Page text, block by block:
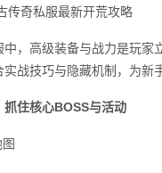
奇私服最新开荒攻略
中，高级装备与战力是玩家
战技巧与隐藏机制，为新
抓住核心BOSS与活动